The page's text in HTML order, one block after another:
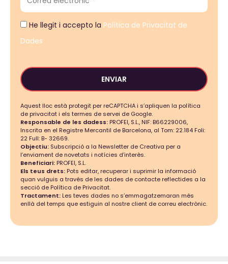
He llegit i accepto la Política de Privacitat de
Dades
ENVIAR
Aquest lloc està protegit per reCAPTCHA i s’apliquen la política
de privacitat i els termes de servei de Google.
Responsable de les dadess: PROFEI, S.L., NIF: B66229006,
Inscrita en el Registre Mercantil de Barcelona, al Tom: 22.184 Foli:
22 Full: B- 32669.
Objectiu: Subscripció a la Newsletter de Creativa per a
l’enviament de novetats i notícies d’interès.
Beneficiari: PROFEI, S.L.
Els teus drets: Pots editar, recuperar i suprimir la informació
quan vulguis a través de les dades de contacte reflectides a la
secció de Política de Privacitat.
Tractament: Les teves dades no s’emmagatzemaran més
enllà del temps que estiguin al nostre client de correu electrònic.